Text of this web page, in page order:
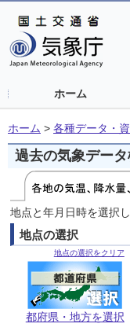
ホーム
ホーム > 各種データ・
過去の気象デー
地点と年月日時を選択
地点の選択
地点の選択をクリア
都府県・地方を選択